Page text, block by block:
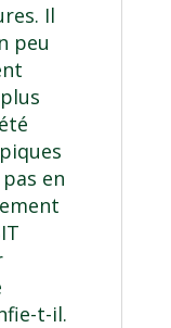
Il
peu
en
t-il.